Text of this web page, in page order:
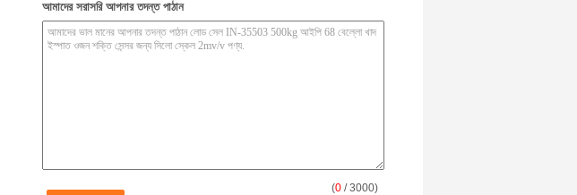
আমাদের সরাসরি আপনার তদন্ত পাঠান
(0 / 3000)